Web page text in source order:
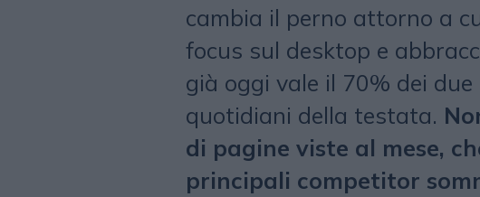
cambia il perno attorno a
focus sul desktop e
già oggi vale il 70% dei
quotidiani della testata.
di pagine viste al mese,
principali competitor